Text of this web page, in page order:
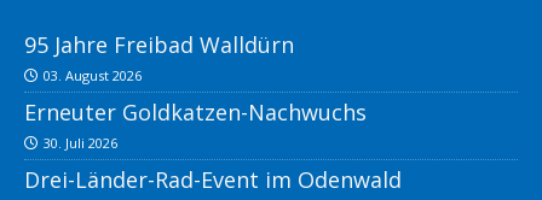
95 Jahre Freibad Walldürn
03. August 2026
Erneuter Goldkatzen-Nachwuchs
30. Juli 2026
Drei-Länder-Rad-Event im Odenwald